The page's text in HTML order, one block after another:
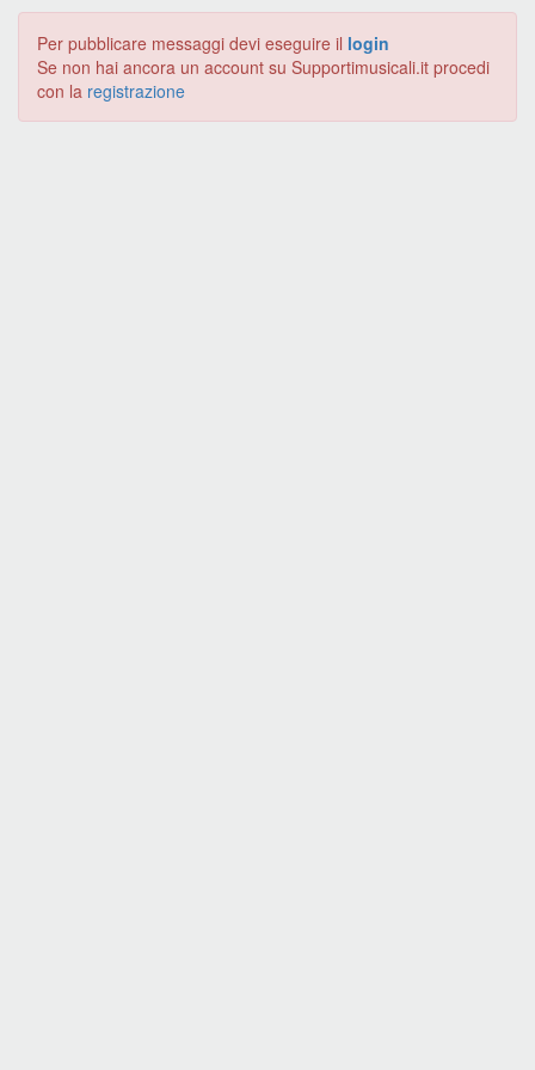
Per pubblicare messaggi devi eseguire il login
Se non hai ancora un account su Supportimusicali.it procedi
con la registrazione